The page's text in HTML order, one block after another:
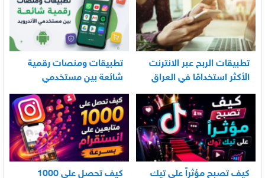
تطبيقات الربح عبر الانترنت
الأكثر استخدامًا في العراق
تطبيقات ومنصات رقمية
شائعة بين مستخدمي
الأندرويد
كيف تصبح مؤثراً على تيك
كيف تحصل على 1000